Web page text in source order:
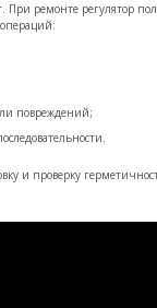
При ремонте регулятор
повреждений;
и проверку